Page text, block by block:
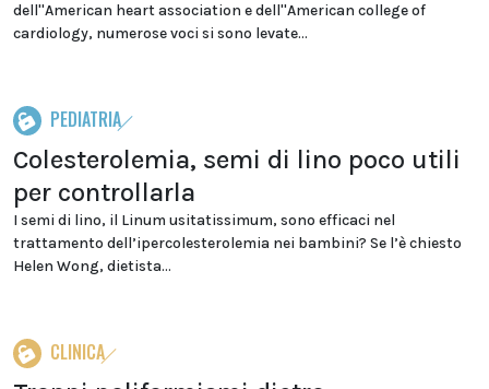
dell''American heart association e dell''American college of
cardiology, numerose voci si sono levate...
PEDIATRIA
Colesterolemia, semi di lino poco utili
per controllarla
I semi di lino, il Linum usitatissimum, sono efficaci nel
trattamento dell’ipercolesterolemia nei bambini? Se l’è chiesto
Helen Wong, dietista...
CLINICA